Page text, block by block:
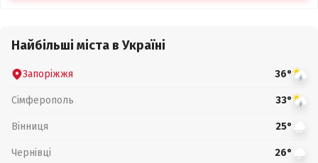
Найбільші міста в Україні
Запоріжжя 36°
Сімферополь 33°
Вінниця 25°
Чернівці 26°